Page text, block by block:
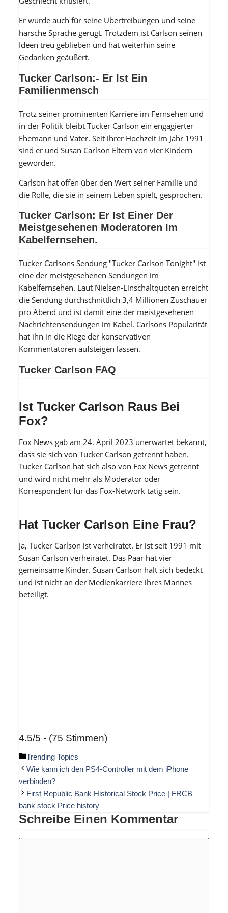
Er wurde auch für seine Übertreibungen und seine
harsche Sprache gerügt. Trotzdem ist Carlson seinen
Ideen treu geblieben und hat weiterhin seine
Gedanken geäußert.
Tucker Carlson:- Er Ist Ein
Familienmensch
Trotz seiner prominenten Karriere im Fernsehen und
in der Politik bleibt Tucker Carlson ein engagierter
Ehemann und Vater. Seit ihrer Hochzeit im Jahr 1991
sind er und Susan Carlson Eltern von vier Kindern
geworden.
Carlson hat offen über den Wert seiner Familie und
die Rolle, die sie in seinem Leben spielt, gesprochen.
Tucker Carlson: Er Ist Einer Der
Meistgesehenen Moderatoren Im
Kabelfernsehen.
Tucker Carlsons Sendung "Tucker Carlson Tonight" ist
eine der meistgesehenen Sendungen im
Kabelfernsehen. Laut Nielsen-Einschaltquoten erreicht
die Sendung durchschnittlich 3,4 Millionen Zuschauer
pro Abend und ist damit eine der meistgesehenen
Nachrichtensendungen im Kabel. Carlsons Popularität
hat ihn in die Riege der konservativen
Kommentatoren aufsteigen lassen.
Tucker Carlson FAQ
Ist Tucker Carlson Raus Bei
Fox?
Fox News gab am 24. April 2023 unerwartet bekannt,
dass sie sich von Tucker Carlson getrennt haben.
Tucker Carlson hat sich also von Fox News getrennt
und wird nicht mehr als Moderator oder
Korrespondent für das Fox-Network tätig sein.
Hat Tucker Carlson Eine Frau?
Ja, Tucker Carlson ist verheiratet. Er ist seit 1991 mit
Susan Carlson verheiratet. Das Paar hat vier
gemeinsame Kinder. Susan Carlson hält sich bedeckt
und ist nicht an der Medienkarriere ihres Mannes
beteiligt.
4.5/5 - (75 Stimmen)
Kategorien
Trending Topics
Wie kann ich den PS4-Controller mit dem iPhone
verbinden?
First Republic Bank Historical Stock Price | FRCB
bank stock Price history
Schreibe Einen Kommentar